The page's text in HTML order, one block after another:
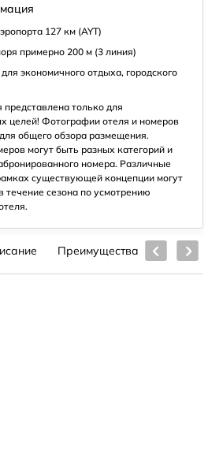
127 км (AYT)
примерно 200 м (3 линия)
экономичного отдыха, городского
только для
целей! Фотографии отеля и номеров
общего обзора размещения.
могут быть разных категорий и
номера. Различные
существующей концепции могут
течение сезона по усмотрению
Преимущества Питание